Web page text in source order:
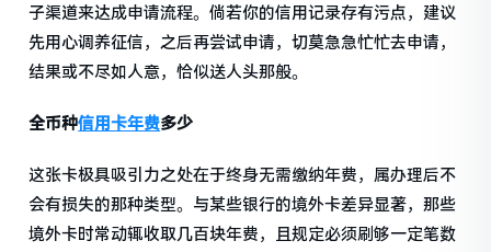
子渠道来达成申请流程。倘若你的信用记录存有污点，建议
先用心调养征信，之后再尝试申请，切莫急急忙忙去申请，
结果或不尽如人意，恰似送人头那般。
全币种信用卡年费多少
这张卡极具吸引力之处在于终身无需缴纳年费，属办理后不
会有损失的那种类型。与某些银行的境外卡差异显著，那些
境外卡时常动辄收取几百块年费，且规定必须刷够一定笔数